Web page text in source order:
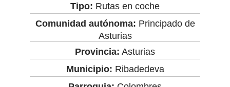
Tipo: Rutas en coche
Comunidad autónoma: Principado de
Asturias
Provincia: Asturias
Municipio: Ribadedeva